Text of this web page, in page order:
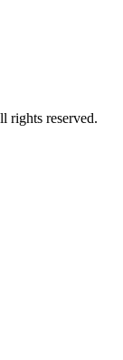
rights reserved.